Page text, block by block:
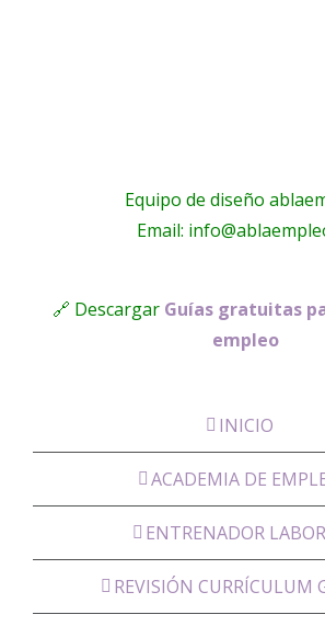
Equipo de diseño
Email:
🔗 Descargar Guías gratuitas
empleo
INICIO
ACADEMIA DE
ENTRENADOR
REVISIÓN CURRÍCULUM